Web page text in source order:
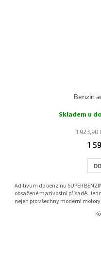
Benzin
Skladem u
1 923,90
1
Aditivum do benzinu SUPER
obsažené mazivostní přísadě.
nejen pro všechny moderní motory